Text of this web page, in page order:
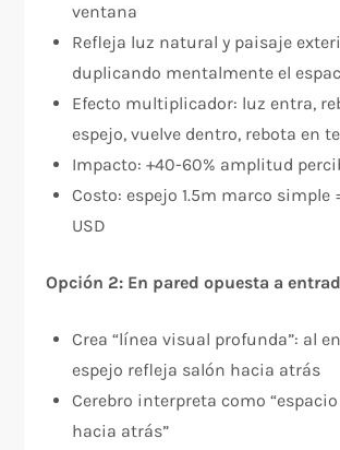
ventana
Refleja luz natural y paisaje
duplicando mentalmente el
Efecto multiplicador: luz entra,
espejo, vuelve dentro, rebota en
Impacto: +40-60% amplitud
Costo: espejo 1.5m marco simple
USD
Opción 2: En pared opuesta a
Crea “línea visual profunda”: al
espejo refleja salón hacia atrás
Cerebro interpreta como
hacia atrás”